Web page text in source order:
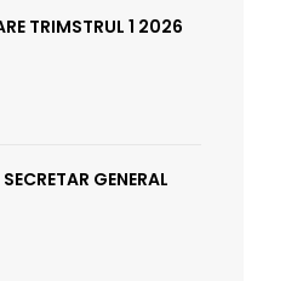
TRIMSTRUL 1 2026
GENERAL